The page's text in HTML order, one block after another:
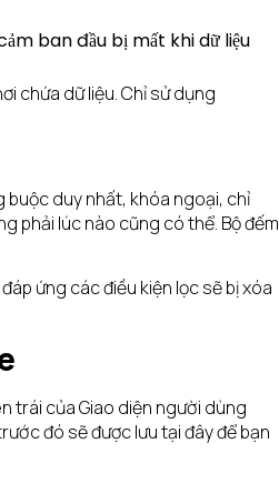
ban đầu bị mất khi dữ liệu
chứa dữ liệu. Chỉ sử dụng
duy nhất, khóa ngoại, chỉ
phải lúc nào cũng có thể. Bộ đếm
ứng các điều kiện lọc sẽ bị xóa
trái của Giao diện người dùng
đó sẽ được lưu tại đây để bạn